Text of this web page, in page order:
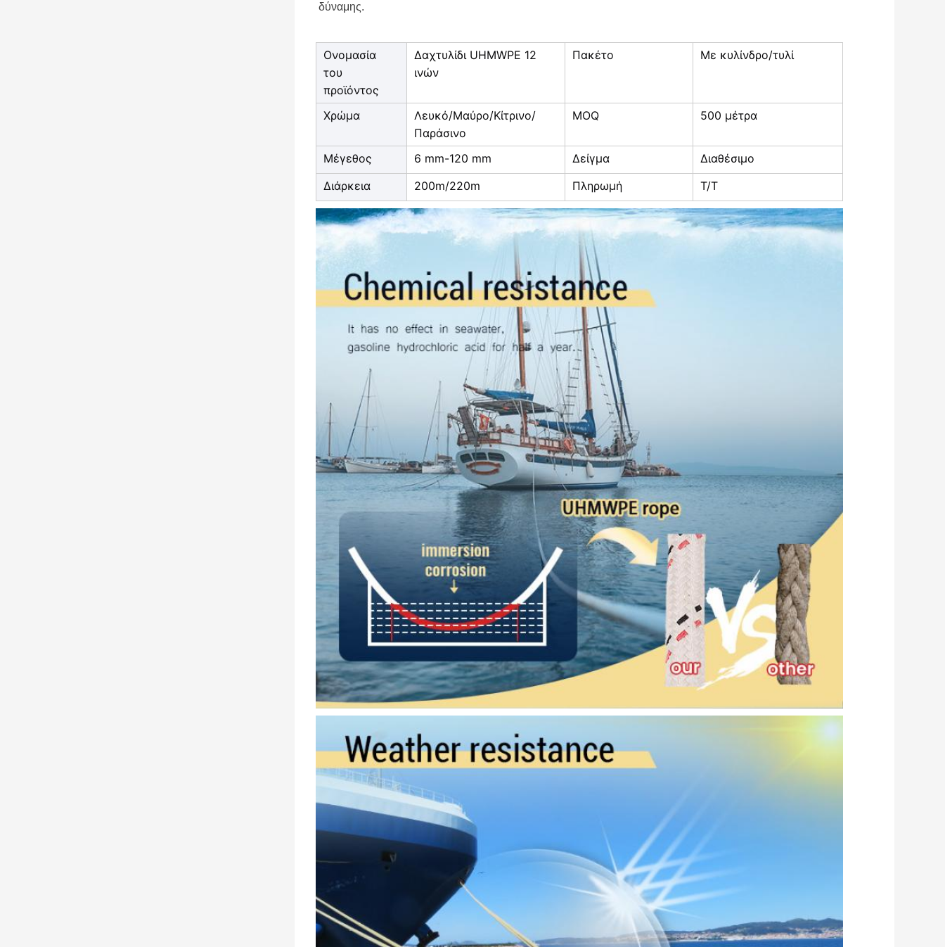
δύναμης.
Ονομασία
του
προϊόντος
Δαχτυλίδι UHMWPE 12
ινών
Πακέτο Με κυλίνδρο/τυλί
Χρώμα
Λευκό/Μαύρο/Κίτρινο/
Παράσινο
MOQ 500 μέτρα
Μέγεθος 6 mm-120 mm Δείγμα
Διαθέσιμο
Διάρκεια
200m/220m Πληρωμή Τ/Τ